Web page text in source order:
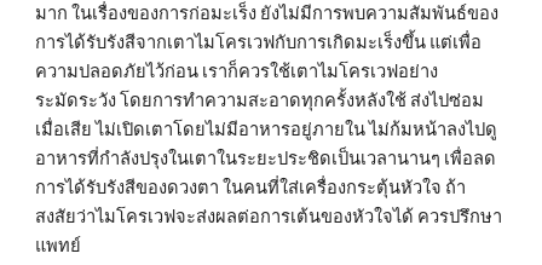
มาก ในเรื่องของการก่อมะเร็ง ยังไม่มีการพบความสัมพันธ์ของ
การได้รับรังสีจากเตาไมโครเวฟกับการเกิดมะเร็งขึ้น แต่เพื่อ
ความปลอดภัยไว้ก่อน เราก็ควรใช้เตาไมโครเวฟอย่าง
ระมัดระวัง โดยการทำความสะอาดทุกครั้งหลังใช้ ส่งไปซ่อม
เมื่อเสีย ไม่เปิดเตาโดยไม่มีอาหารอยู่ภายใน ไม่ก้มหน้าลงไปดู
อาหารที่กำลังปรุงในเตาในระยะประชิดเป็นเวลานานๆ เพื่อลด
การได้รับรังสีของดวงตา ในคนที่ใส่เครื่องกระตุ้นหัวใจ ถ้า
สงสัยว่าไมโครเวฟจะส่งผลต่อการเต้นของหัวใจได้ ควรปรึกษา
แพทย์